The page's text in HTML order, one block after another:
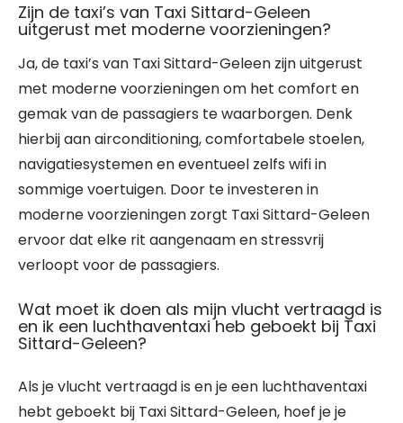
Zijn de taxi’s van Taxi Sittard-Geleen
uitgerust met moderne voorzieningen?
Ja, de taxi’s van Taxi Sittard-Geleen zijn uitgerust
met moderne voorzieningen om het comfort en
gemak van de passagiers te waarborgen. Denk
hierbij aan airconditioning, comfortabele stoelen,
navigatiesystemen en eventueel zelfs wifi in
sommige voertuigen. Door te investeren in
moderne voorzieningen zorgt Taxi Sittard-Geleen
ervoor dat elke rit aangenaam en stressvrij
verloopt voor de passagiers.
Wat moet ik doen als mijn vlucht vertraagd is
en ik een luchthaventaxi heb geboekt bij Taxi
Sittard-Geleen?
Als je vlucht vertraagd is en je een luchthaventaxi
hebt geboekt bij Taxi Sittard-Geleen, hoef je je